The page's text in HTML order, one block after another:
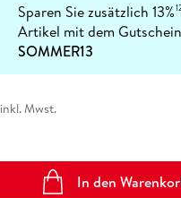
Sparen Sie zusätzlich 13%
Artikel mit dem
SOMMER13
inkl. Mwst.
In den